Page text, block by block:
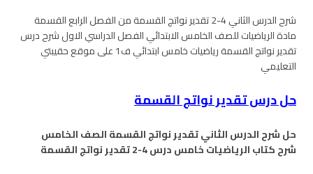
شرح الدرس الثاني 4-2 تقدير نواتج القسمة من الفصل الرابع القسمة
مادة الرياضيات للصف الخامس الابتدائي الفصل الدراسي الاول شرح درس
تقدير نواتج القسمة رياضيات خامس ابتدائي ف1 على موقع حقيبتي
التعليمي
حل درس تقدير نواتج القسمة
حل شرح الدرس الثاني تقدير نواتج القسمة الصف الخامس
شرح كتاب الرياضيات خامس درس 4-2 تقدير نواتج القسمة